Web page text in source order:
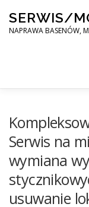
content
SERWIS/
NAPRAWA BASENÓW,
MONTAŻ
KONTAKT
Serwis na
wymiana
usuwanie